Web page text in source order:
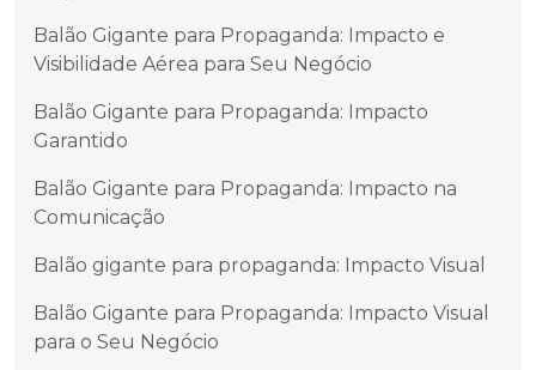
Balão Gigante para Propaganda: Impacto e
Visibilidade Aérea para Seu Negócio
Balão Gigante para Propaganda: Impacto
Garantido
Balão Gigante para Propaganda: Impacto na
Comunicação
Balão gigante para propaganda: Impacto Visual
Balão Gigante para Propaganda: Impacto Visual
para o Seu Negócio